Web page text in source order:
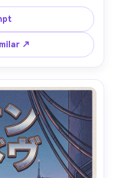
amistoso arriba,
decorativas en el
en la parte inferior,
de 85mm, poca
--ar 4:5
↗